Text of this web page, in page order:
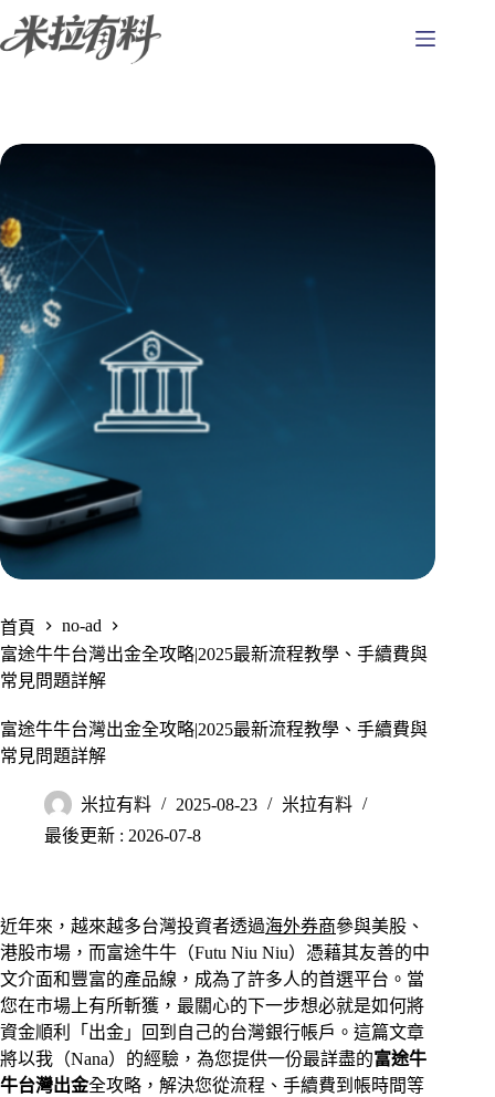
至
容
首頁
no-ad
富途牛牛台灣出金全攻略|2025最新流程教學、手續費與
常見問題詳解
富途牛牛台灣出金全攻略|2025最新流程教學、手續費與
常見問題詳解
米拉有料 2025-08-23
米拉有料
最後更新 : 2026-07-8
近年來，越來越多台灣投資者透過海外券商參與美股、
港股市場，而富途牛牛（Futu Niu Niu）憑藉其友善的中
文介面和豐富的產品線，成為了許多人的首選平台。當
您在市場上有所斬獲，最關心的下一步想必就是如何將
資金順利「出金」回到自己的台灣銀行帳戶。這篇文章
將以我（Nana）的經驗，為您提供一份最詳盡的富途牛
牛台灣出金全攻略，解決您從流程、手續費到帳時間等